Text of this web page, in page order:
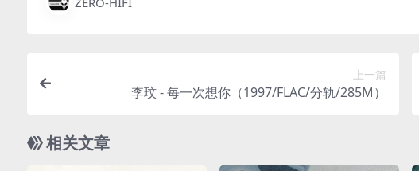
上一篇
李玟 - 每一次想你（1997/FLAC/分轨/285M）
相关文章